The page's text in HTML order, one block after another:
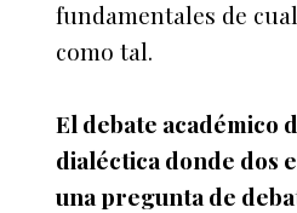
fundamentales de
como tal.
El debate académico
dialéctica donde dos
una pregunta de